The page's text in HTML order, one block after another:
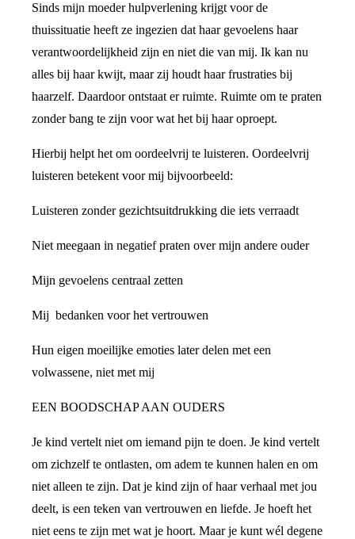
Sinds mijn moeder hulpverlening krijgt voor de
thuissituatie heeft ze ingezien dat haar gevoelens haar
verantwoordelijkheid zijn en niet die van mij. Ik kan nu
alles bij haar kwijt, maar zij houdt haar frustraties bij
haarzelf. Daardoor ontstaat er ruimte. Ruimte om te praten
zonder bang te zijn voor wat het bij haar oproept.
Hierbij helpt het om oordeelvrij te luisteren. Oordeelvrij
luisteren betekent voor mij bijvoorbeeld:
Luisteren zonder gezichtsuitdrukking die iets verraadt
Niet meegaan in negatief praten over mijn andere ouder
Mijn gevoelens centraal zetten
Mij bedanken voor het vertrouwen
Hun eigen moeilijke emoties later delen met een
volwassene, niet met mij
EEN BOODSCHAP AAN OUDERS
Je kind vertelt niet om iemand pijn te doen. Je kind vertelt
om zichzelf te ontlasten, om adem te kunnen halen en om
niet alleen te zijn. Dat je kind zijn of haar verhaal met jou
deelt, is een teken van vertrouwen en liefde. Je hoeft het
niet eens te zijn met wat je hoort. Maar je kunt wél degene